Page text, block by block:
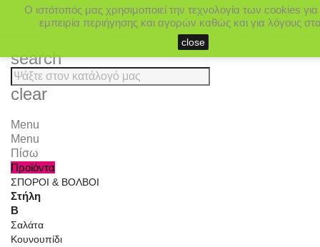
search
clear
Menu
Menu
Πίσω
Προϊόντα
ΣΠΟΡΟΙ & ΒΟΛΒΟΙ
Στήλη
Β
Σαλάτα
Κουνουπίδι
Ο ιστότοπός μας χρησιμοποιεί την τεχνολογία των cookies
εμπειρία περιήγησης και αγορών καθώς και για λόγους
close